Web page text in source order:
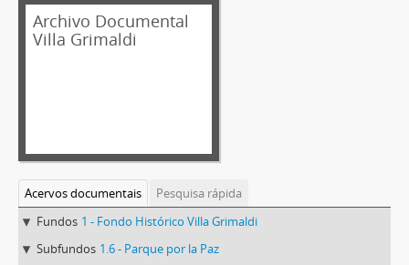
Archivo Documental
Villa Grimaldi
Acervos documentais
Pesquisa rápida
Fundos 1 - Fondo Histórico Villa Grimaldi
Subfundos 1.6 - Parque por la Paz